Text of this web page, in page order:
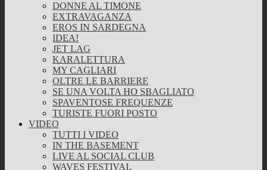
DONNE AL TIMONE
EXTRAVAGANZA
EROS IN SARDEGNA
IDEA!
JET LAG
KARALETTURA
MY CAGLIARI
OLTRE LE BARRIERE
SE UNA VOLTA HO SBAGLIATO
SPAVENTOSE FREQUENZE
TURISTE FUORI POSTO
VIDEO
TUTTI I VIDEO
IN THE BASEMENT
LIVE AL SOCIAL CLUB
WAVES FESTIVAL